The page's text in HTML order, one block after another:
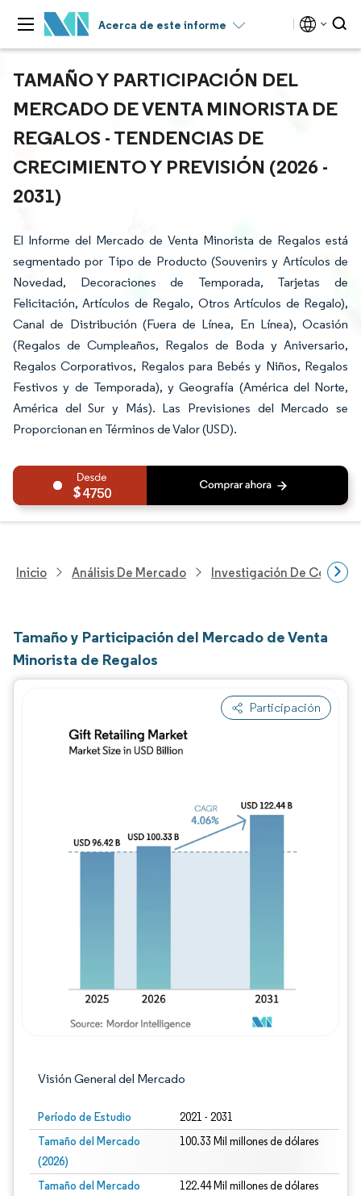
Acerca de este informe
TAMAÑO Y PARTICIPACIÓN DEL
MERCADO DE VENTA MINORISTA DE
REGALOS - TENDENCIAS DE
CRECIMIENTO Y PREVISIÓN (2026 -
2031)
El Informe del Mercado de Venta Minorista de Regalos está
segmentado por Tipo de Producto (Souvenirs y Artículos de
Novedad, Decoraciones de Temporada, Tarjetas de
Felicitación, Artículos de Regalo, Otros Artículos de Regalo),
Canal de Distribución (Fuera de Línea, En Línea), Ocasión
(Regalos de Cumpleaños, Regalos de Boda y Aniversario,
Regalos Corporativos, Regalos para Bebés y Niños, Regalos
Festivos y de Temporada), y Geografía (América del Norte,
América del Sur y Más). Las Previsiones del Mercado se
Proporcionan en Términos de Valor (USD).
4750
Inicio Análisis De Mercado Investigación De
Tamaño y Participación del Mercado de Venta
Minorista de Regalos
Participación
Visión General del Mercado
Período de Estudio 2021 - 2031
Tamaño del Mercado
(2026)
100.33 Mil millones de dólares
Tamaño del Mercado
122.44 Mil millones de dólares